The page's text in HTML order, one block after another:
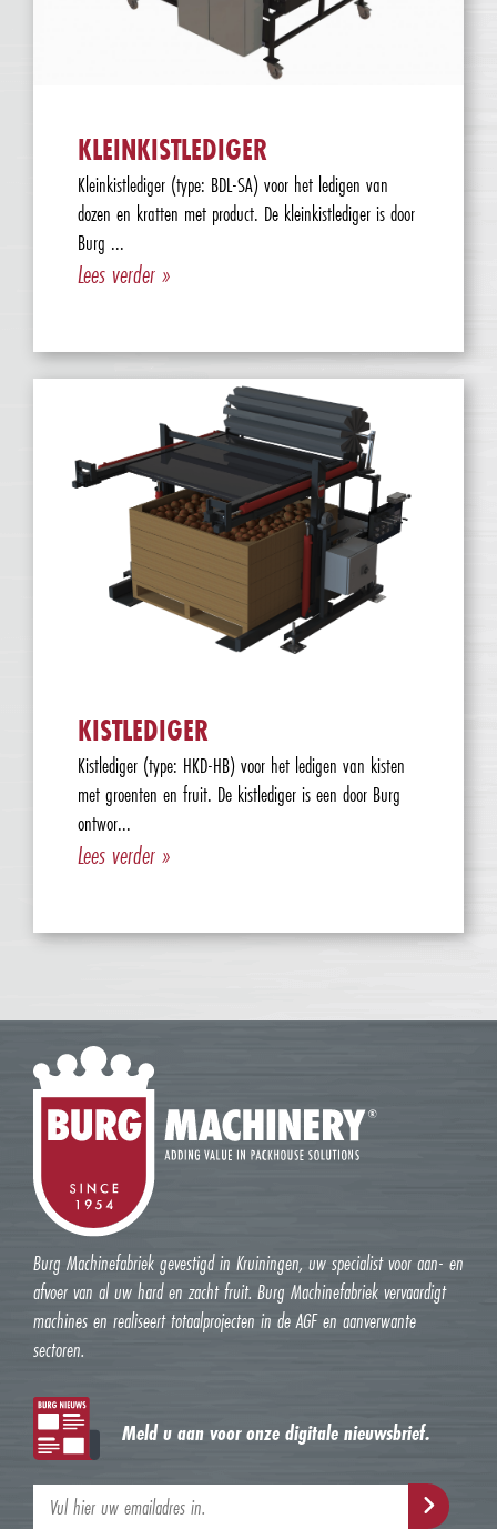
KLEINKISTLEDIGER
Kleinkistlediger (type: BDL-SA) voor het ledigen van
dozen en kratten met product. De kleinkistlediger is door
Burg ...
Lees verder »
KISTLEDIGER
Kistlediger (type: HKD-HB) voor het ledigen van kisten
met groenten en fruit. De kistlediger is een door Burg
ontwor...
Lees verder »
Burg Machinefabriek gevestigd in Kruiningen, uw specialist voor aan- en
afvoer van al uw hard en zacht fruit. Burg Machinefabriek vervaardigt
machines en realiseert totaalprojecten in de AGF en aanverwante
sectoren.
Meld u aan voor onze digitale nieuwsbrief.